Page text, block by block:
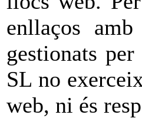
enllaços
gestionats
SL no
web, ni és